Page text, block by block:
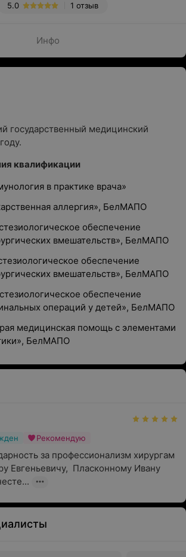
1 отзыв
5.0
Инфо
государственный медицинский
квалификации
в практике врача»
аллергия», БелМАПО
обеспечение
вмешательств», БелМАПО
обеспечение
вмешательств», БелМАПО
обеспечение
операций у детей», БелМАПО
медицинская помощь с элементами
БелМАПО
Рекомендую
за профессионализм хирургам
Евгеньевичу,  Пласконному Ивану